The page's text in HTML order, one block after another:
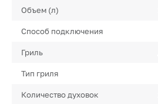
Объем (л)
Способ подключения
Гриль
Тип гриля
Количество духовок